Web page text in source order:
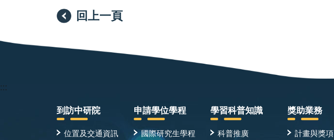
回上一頁
:::
到訪中研院
位置及交通資訊
申請學位學程
國際研究生學程
學習科普知識
科普推廣
獎助業務
計畫與獎項